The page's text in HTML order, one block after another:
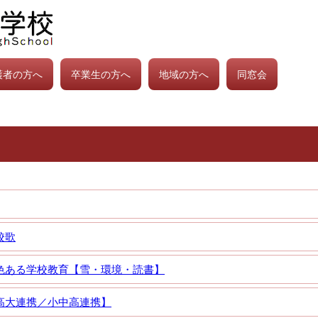
者の方へ 卒業生の方へ 地域の方へ 同窓会
歌
る学校教育【雪・環境・読書】
連携／小中高連携】